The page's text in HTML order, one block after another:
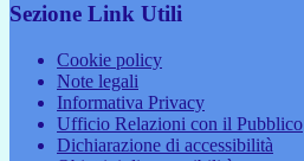
Sezione Link Utili
Cookie policy
Note legali
Informativa Privacy
Ufficio Relazioni con il Pubblico
Dichiarazione di accessibilità